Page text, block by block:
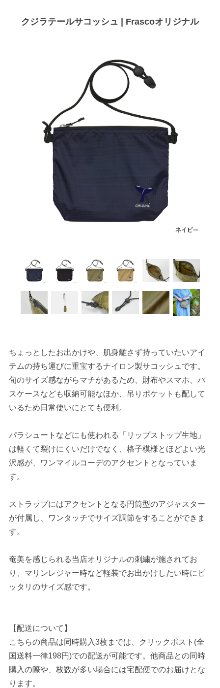
クジラテールサコッシュ | Frascoオリジナル
ちょっとしたお出かけや、肌身離さず持っていたいアイ
テムの持ち運びに重宝するナイロン製サコッシュです。
旬のサイズ感ながらマチがあるため、財布やスマホ、パ
スケースなども収納可能なほか、吊りポケットも配して
いるため日常使いにとても便利。
パラシュートなどにも使われる「リップストップ生地」
は軽くて裂けにくいだけでなく、格子模様とほどよい光
沢感が、ワンマイルコーデのアクセントとなっていま
す。
ストラップにはアクセントとなる円筒型のアジャスター
が付属し、ワンタッチでサイズ調節をすることができま
す。
奄美を感じられる当店オリジナルの刺繍が施されてお
り、マリンレジャー時など軽装でお出かけしたい時にピ
ッタリのサイズ感です。
【配送について】
こちらの商品は同時購入3枚までは、クリックポスト(全
国送料一律198円)での配送が可能です。他商品との同時
購入の際や、枚数が多い場合には宅配便でのお届けとな
ります。